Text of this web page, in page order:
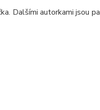
Dalšími autorkami jsou